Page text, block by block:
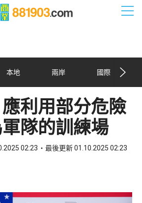
本地 兩岸 國際
利用部分危險
隊的訓練場
02:23 最後更新 01.10.2025 02:23